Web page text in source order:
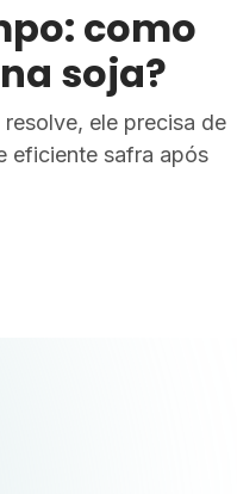
como
soja?
ele precisa de
eficiente safra após